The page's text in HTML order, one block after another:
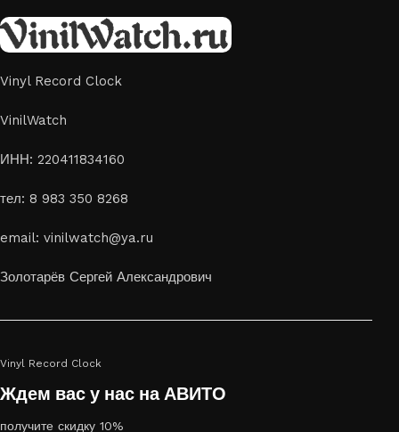
аксессуар идеально подойдет для гостиной, спальни,
офиса или даже для оформления кафе, студии или
творческого пространства.
Картины на стекле и дереве
Лазерная гравировка на стекле или дереве, оригинальный
или украсить свой дом
украсить пространство, лазерная гравировка фото по дереву
Vinyl Record Clock
VinilWatch
ИНН: 220411834160
тел: 8 983 350 8268
email: vinilwatch@ya.ru
Золотарёв Сергей Александрович
Vinyl Record Clock
Ждем вас у нас на АВИТО
получите скидку 10%